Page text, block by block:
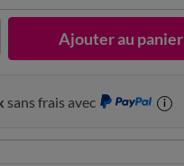
Ajouter au panier
sans frais avec i